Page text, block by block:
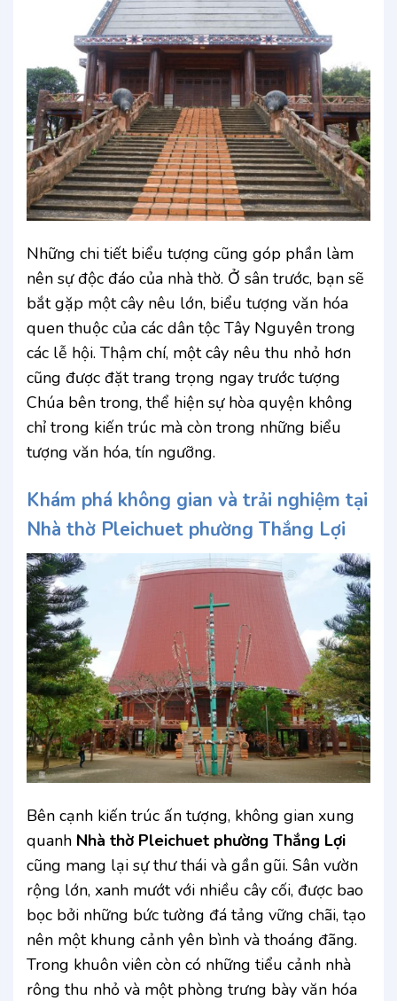
Những chi tiết biểu tượng cũng góp phần làm
nên sự độc đáo của nhà thờ. Ở sân trước, bạn sẽ
bắt gặp một cây nêu lớn, biểu tượng văn hóa
quen thuộc của các dân tộc Tây Nguyên trong
các lễ hội. Thậm chí, một cây nêu thu nhỏ hơn
cũng được đặt trang trọng ngay trước tượng
Chúa bên trong, thể hiện sự hòa quyện không
chỉ trong kiến trúc mà còn trong những biểu
tượng văn hóa, tín ngưỡng.
Khám phá không gian và trải nghiệm tại
Nhà thờ Pleichuet phường Thắng Lợi
Bên cạnh kiến trúc ấn tượng, không gian xung
quanh Nhà thờ Pleichuet phường Thắng Lợi
cũng mang lại sự thư thái và gần gũi. Sân vườn
rộng lớn, xanh mướt với nhiều cây cối, được bao
bọc bởi những bức tường đá tảng vững chãi, tạo
nên một khung cảnh yên bình và thoáng đãng.
Trong khuôn viên còn có những tiểu cảnh nhà
rông thu nhỏ và một phòng trưng bày văn hóa